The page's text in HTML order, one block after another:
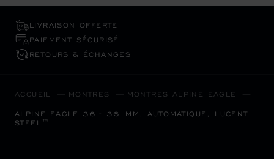
LIVRAISON OFFERTE
PAIEMENT SÉCURISÉ
RETOURS & ÉCHANGES
ACCUEIL MONTRES MONTRES ALPINE EAGLE
ALPINE EAGLE 36 - 36 MM, AUTOMATIQUE, LUCENT
STEEL™